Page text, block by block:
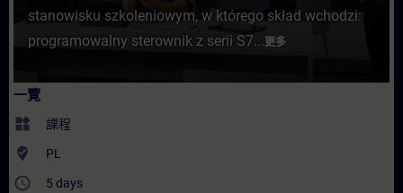
stanowisku szkoleniowym, w którego skład wchodzi:
programowalny sterownik z serii S7...更多
一覽
widgets 課程
where_to_vote PL
access_time 5 days